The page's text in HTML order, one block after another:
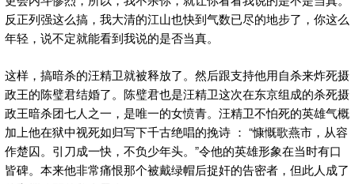
反正列强这么搞，我大清的江山也快到气数已尽的地步了，你这么
年轻，说不定就能看到我说的是否当真。
这样，搞暗杀的汪精卫就被释放了。然后跟支持他用自杀来炸死摄
政王的陈璧君结婚了。陈璧君也是汪精卫这次在东京组成的杀死摄
政王暗杀团七人之一，是唯一的女愤青。汪精卫不怕死的英雄气概
加上他在狱中视死如归写下千古绝唱的挽诗 ： “慷慨歌燕市，从容
作楚囚。引刀成一快，不负少年头。”令他的英雄形象在当时有口
皆碑。本来他非常痛恨那个被戴绿帽后捉奸的告密者，但此人成了